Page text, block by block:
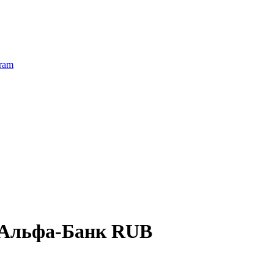
Банк RUB